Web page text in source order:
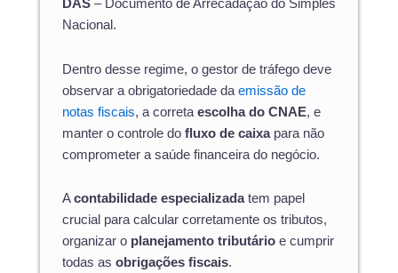
DAS – Documento de Arrecadação do Simples
Nacional.
Dentro desse regime, o gestor de tráfego deve
observar a obrigatoriedade da emissão de
notas fiscais, a correta escolha do CNAE, e
manter o controle do fluxo de caixapara não
comprometer a saúde financeira do negócio.
Acontabilidade especializadatem papel
crucial para calcular corretamente os tributos,
organizar o planejamento tributário e cumprir
todas as obrigações fiscais.